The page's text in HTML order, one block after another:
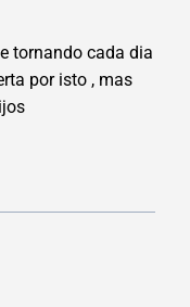
tornando cada dia
por isto , mas